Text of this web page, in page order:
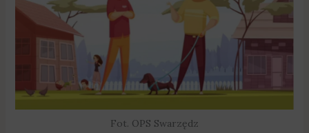
Fot. OPS Swarzędz